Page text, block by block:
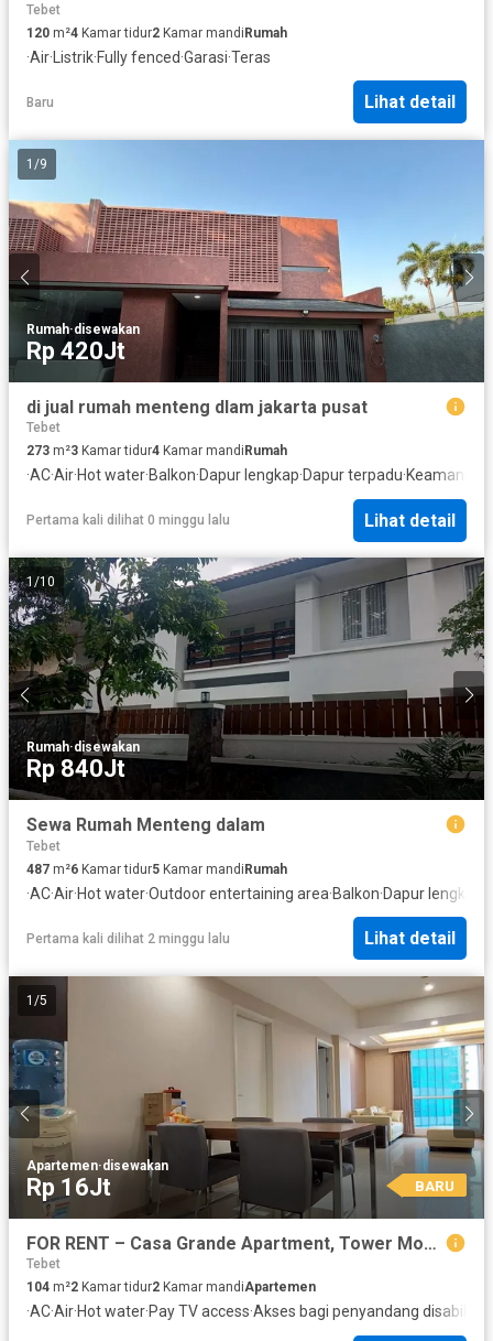
Tebet
120 m²4 Kamar tidur2 Kamar mandiRumah
·Air· Listrik·Fully fenced·Garasi·Teras
Baru Lihat detail
1 /9
Rumah·disewakan
Rp 420Jt
di jual rumah menteng dlam jakarta pusat
Tebet
273 m²3 Kamar tidur4 Kamar mandi Rumah
·AC·Air·Hot water·Balkon·Dapur lengkap·Dapur terpadu·Keamanan
Pertama kali dilihat 0 minggu lalu Lihat detail
1 /10
Rumah·disewakan
Rp 840Jt
Sewa Rumah Menteng dalam
Tebet
487 m²6 Kamar tidur5 Kamar mandiRumah
·AC·Air·Hot water·Outdoor entertaining area·Balkon·Dapur lengkap
Pertama kali dilihat 2 minggu lalu Lihat detail
1 /5
Apartemen·disewakan
Rp 16Jt BARU
FOR RENT – Casa Grande Apartment, Tower Montana
Tebet
104 m²2 Kamar tidur2 Kamar mandiApartemen
·AC·Air·Hot water·Pay TV access·Akses bagi penyandang disabilitas